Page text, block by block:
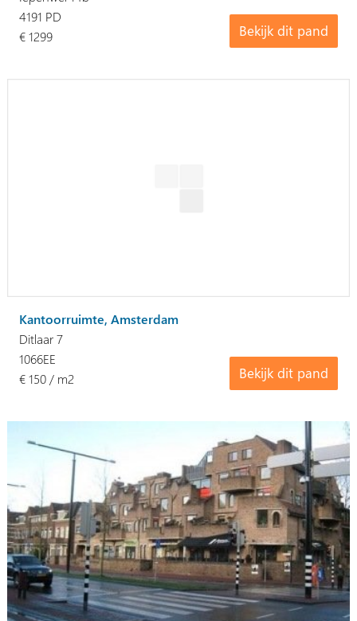
Bekijk dit pand
4191 PD
€ 1299
Kantoorruimte, Amsterdam
Ditlaar 7
Bekijk dit pand
1066EE
€ 150 / m2